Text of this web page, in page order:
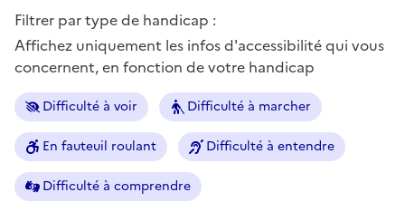
Filtrer par type de handicap :
Affichez uniquement les infos d'accessibilité qui vous
concernent, en fonction de votre handicap
Difficulté à voir Difficulté à marcher
En fauteuil roulant Difficulté à entendre
Difficulté à comprendre